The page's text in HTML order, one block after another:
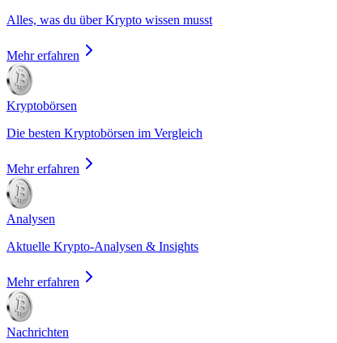
Alles, was du über Krypto wissen musst
Mehr erfahren
Kryptobörsen
Die besten Kryptobörsen im Vergleich
Mehr erfahren
Analysen
Aktuelle Krypto-Analysen & Insights
Mehr erfahren
Nachrichten